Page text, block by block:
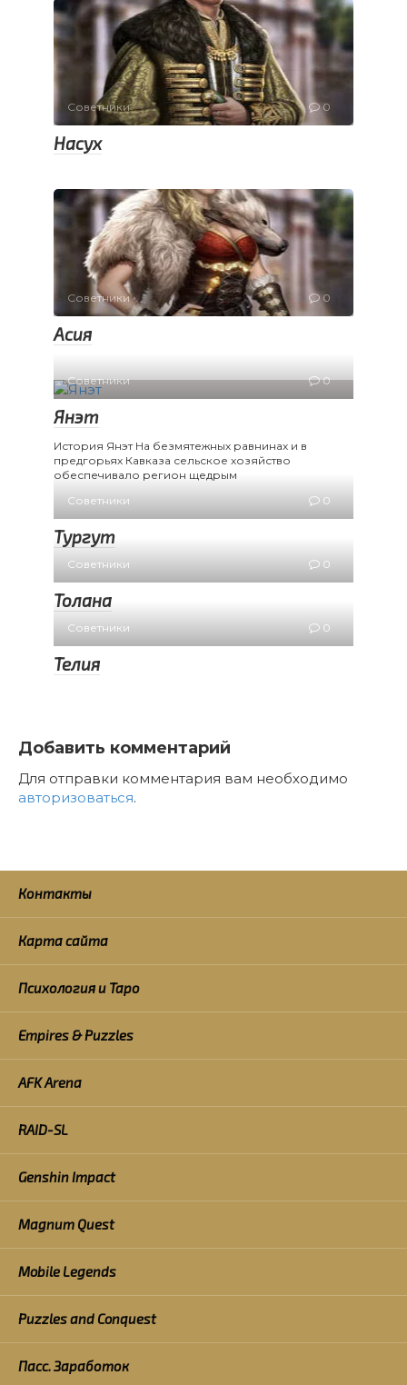
Советники 0
Насух
Советники 0
Асия
Советники 0
Янэт
История Янэт На безмятежных равнинах и в
предгорьях Кавказа сельское хозяйство
обеспечивало регион щедрым
Советники
0
Тургут
Советники 0
Толана
Советники 0
Телия
Добавить комментарий
Для отправки комментария вам необходимо
авторизоваться.
Контакты
Карта сайта
Психология и Таро
Empires & Puzzles
AFK Arena
RAID-SL
Genshin Impact
Magnum Quest
Mobile Legends
Puzzles and Conquest
Пасс. Заработок